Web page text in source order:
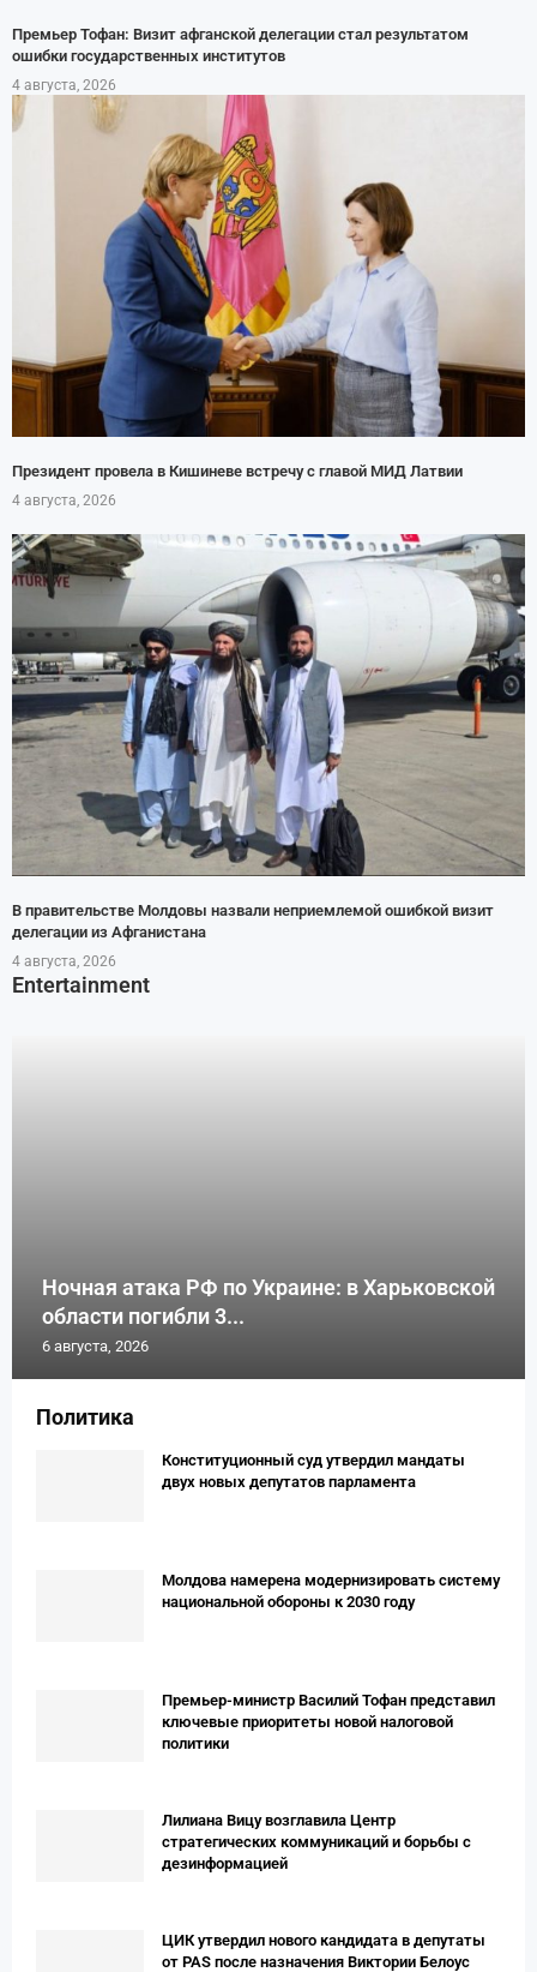
Премьер Тофан: Визит афганской делегации стал результатом
ошибки государственных институтов
4 августа, 2026
Президент провела в Кишиневе встречу с главой МИД Латвии
4 августа, 2026
В правительстве Молдовы назвали неприемлемой ошибкой визит
делегации из Афганистана
4 августа, 2026
Entertainment
Ночная атака РФ по Украине: в Харьковской
области погибли 3...
6 августа, 2026
Политика
Конституционный суд утвердил мандаты
двух новых депутатов парламента
Молдова намерена модернизировать систему
национальной обороны к 2030 году
Премьер-министр Василий Тофан представил
ключевые приоритеты новой налоговой
политики
Лилиана Вицу возглавила Центр
стратегических коммуникаций и борьбы с
дезинформацией
ЦИК утвердил нового кандидата в депутаты
от PAS после назначения Виктории Белоус